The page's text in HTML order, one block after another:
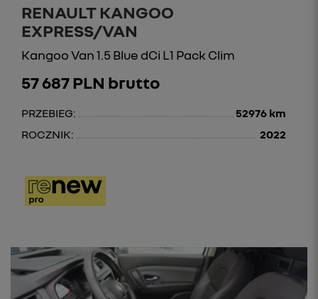
RENAULT KANGOO
EXPRESS/VAN
Kangoo Van 1.5 Blue dCi L1 Pack Clim
57 687 PLN brutto
PRZEBIEG:
52976 km
ROCZNIK:
2022